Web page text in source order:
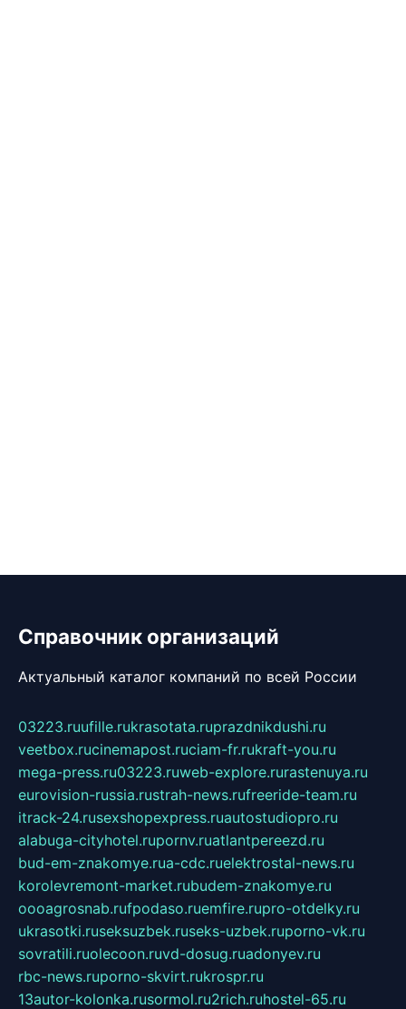
Справочник организаций
Актуальный каталог компаний по всей России
03223.ruufille.rukrasotata.ruprazdnikdushi.ru
veetbox.rucinemapost.ruciam-fr.rukraft-you.ru
mega-press.ru03223.ruweb-explore.rurastenuya.ru
eurovision-russia.rustrah-news.rufreeride-team.ru
itrack-24.rusexshopexpress.ruautostudiopro.ru
alabuga-cityhotel.rupornv.ruatlantpereezd.ru
bud-em-znakomye.rua-cdc.ruelektrostal-news.ru
korolevremont-market.rubudem-znakomye.ru
oooagrosnab.rufpodaso.ruemfire.rupro-otdelky.ru
ukrasotki.ruseksuzbek.ruseks-uzbek.ruporno-vk.ru
sovratili.ruolecoon.ruvd-dosug.ruadonyev.ru
rbc-news.ruporno-skvirt.rukrospr.ru
13autor-kolonka.rusormol.ru2rich.ruhostel-65.ru